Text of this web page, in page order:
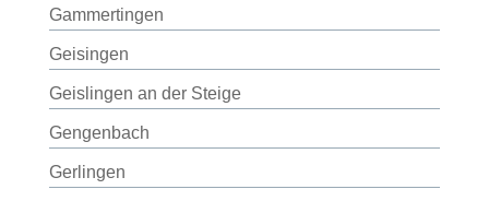
Gammertingen
Geisingen
Geislingen an der Steige
Gengenbach
Gerlingen